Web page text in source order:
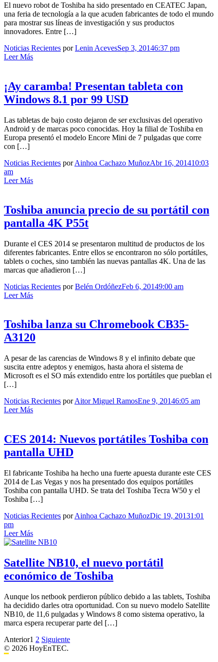
El nuevo robot de Toshiba ha sido presentado en CEATEC Japan,
una feria de tecnología a la que acuden fabricantes de todo el mundo
para mostrar sus líneas de investigación y sus productos
innovadores. Entre […]
Noticias Recientes porLenin AcevesSep 3, 20146:37 pm
Leer Más
¡Ay caramba! Presentan tableta con
Windows 8.1 por 99 USD
Las tabletas de bajo costo dejaron de ser exclusivas del operativo
Android y de marcas poco conocidas. Hoy la filial de Toshiba en
Europa presentó el modelo Encore Mini de 7 pulgadas que corre
con […]
Noticias Recientes porAinhoa Cachazo MuñozAbr 16, 201410:03
am
Leer Más
Toshiba anuncia precio de su portátil con
pantalla 4K P55t
Durante el CES 2014 se presentaron multitud de productos de los
diferentes fabricantes. Entre ellos se encontraron no sólo portátiles,
tablets o coches, sino también las nuevas pantallas 4K. Una de las
marcas que añadieron […]
Noticias Recientes porBelén OrdóñezFeb 6, 20149:00 am
Leer Más
Toshiba lanza su Chromebook CB35-
A3120
A pesar de las carencias de Windows 8 y el infinito debate que
suscita entre adeptos y enemigos, hasta ahora el sistema de
Microsoft es el SO más extendido entre los portátiles que pueblan el
[…]
Noticias Recientes porAitor Miguel RamosEne 9, 20146:05 am
Leer Más
CES 2014: Nuevos portátiles Toshiba con
pantalla UHD
El fabricante Toshiba ha hecho una fuerte apuesta durante este CES
2014 de Las Vegas y nos ha presentado dos equipos portátiles
Toshiba con pantalla UHD. Se trata del Toshiba Tecra W50 y el
Toshiba […]
Noticias Recientes porAinhoa Cachazo MuñozDic 19, 20131:01
pm
Leer Más
Satellite NB10, el nuevo portátil
económico de Toshiba
Aunque los netbook perdieron público debido a las tablets, Toshiba
ha decidido darles otra oportunidad. Con su nuevo modelo Satellite
NB10, de 11,6 pulgadas y Windows 8 como sistema operativo, la
marca espera recuperar parte del […]
Ir
a
Anterior1 2 Siguiente
© 2026 HoyEnTEC.